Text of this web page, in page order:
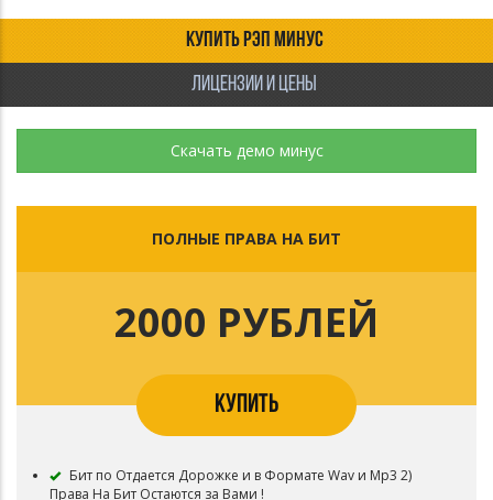
КУПИТЬ РЭП МИНУС
ЛИЦЕНЗИИ И ЦЕНЫ
Скачать демо минус
ПОЛНЫЕ ПРАВА НА БИТ
2000 РУБЛЕЙ
КУПИТЬ
Бит по Отдается Дорожке и в Формате Wav и Mp3 2)
Права На Бит Остаются за Вами !